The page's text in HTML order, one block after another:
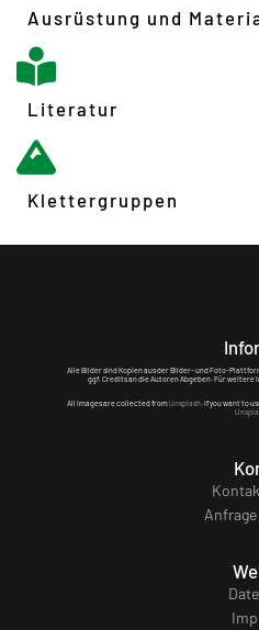
Ausrüstung und
Literatur
Klettergruppen
Alle Bilder sind Kopien aus der Bilder- und Foto-
ggf. Credits an die Autoren Abgeben. Für
All images are collected fromUnsplash . If you want to